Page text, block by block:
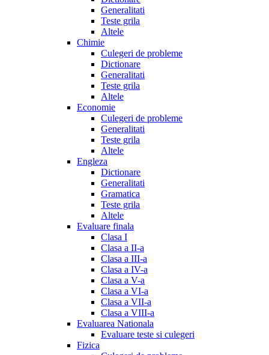
Generalitati
Teste grila
Altele
Chimie
Culegeri de probleme
Dictionare
Generalitati
Teste grila
Altele
Economie
Culegeri de probleme
Generalitati
Teste grila
Altele
Engleza
Dictionare
Generalitati
Gramatica
Teste grila
Altele
Evaluare finala
Clasa I
Clasa a II-a
Clasa a III-a
Clasa a IV-a
Clasa a V-a
Clasa a VI-a
Clasa a VII-a
Clasa a VIII-a
Evaluarea Nationala
Evaluare teste si culegeri
Fizica